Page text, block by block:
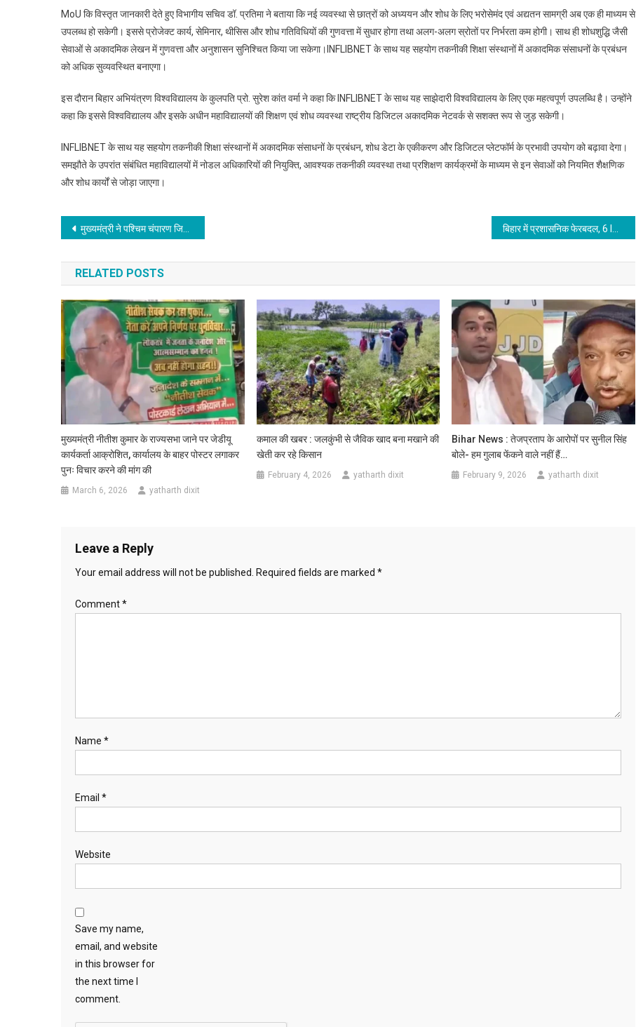
भी
MoU कि विस्तृत जानकारी देते हुए विभागीय सचिव डॉ. प्रतिमा ने बताया कि नई व्यवस्था से छात्रों को अध्ययन और शोध के लिए भरोसेमंद एवं अद्यतन सामग्री अब एक ही माध्यम से
उपलब्ध हो सकेगी। इससे प्रोजेक्ट कार्य, सेमिनार, थीसिस और शोध गतिविधियों की गुणवत्ता में सुधार होगा तथा अलग-अलग स्रोतों पर निर्भरता कम होगी। साथ ही शोधशुद्धि जैसी
सेवाओं से अकादमिक लेखन में गुणवत्ता और अनुशासन सुनिश्चित किया जा सकेगा।INFLIBNET के साथ यह सहयोग तकनीकी शिक्षा संस्थानों में अकादमिक संसाधनों के प्रबंधन
को अधिक सुव्यवस्थित बनाएगा।
इस दौरान बिहार अभियंत्रण विश्वविद्यालय के कुलपति प्रो. सुरेश कांत वर्मा ने कहा कि INFLIBNET के साथ यह साझेदारी विश्वविद्यालय के लिए एक महत्वपूर्ण उपलब्धि है। उन्होंने
कहा कि इससे विश्वविद्यालय और इसके अधीन महाविद्यालयों की शिक्षण एवं शोध व्यवस्था राष्ट्रीय डिजिटल अकादमिक नेटवर्क से सशक्त रूप से जुड़ सकेगी।
INFLIBNET के साथ यह सहयोग तकनीकी शिक्षा संस्थानों में अकादमिक संसाधनों के प्रबंधन, शोध डेटा के एकीकरण और डिजिटल प्लेटफॉर्म के प्रभावी उपयोग को बढ़ावा देगा।
समझौते के उपरांत संबंधित महाविद्यालयों में नोडल अधिकारियों की नियुक्ति, आवश्यक तकनीकी व्यवस्था तथा प्रशिक्षण कार्यक्रमों के माध्यम से इन सेवाओं को नियमित शैक्षणिक
और शोध कार्यों से जोड़ा जाएगा।
Post
navigation
मुख्यमंत्री ने पश्चिम चंपारण जिला से समृद्धि यात्रा-2026 की शुरुआत की, चनपटिया के कुमारबाग में औद्योगिक क्षेत्र का किया भ्रमण, अधिकारियों को दिए निर्देश बिहार में प्रशासनिक फेरबदल, 6 IAS अधिकारियों को मिला प्रमोशन
RELATED POSTS
मुख्यमंत्री नीतीश कुमार के राज्यसभा जाने पर जेडीयू
कार्यकर्ता आक्रोशित, कार्यालय के बाहर पोस्टर लगाकर
पुनः विचार करने की मांग की
March 6, 2026 yatharth dixit
कमाल की खबर : जलकुंभी से जैविक खाद बना मखाने की
खेती कर रहे किसान
February 4, 2026 yatharth dixit
Bihar News : तेजप्रताप के आरोपों पर सुनील सिंह
बोले- हम गुलाब फेंकने वाले नहीं हैं…
February 9, 2026 yatharth dixit
Leave a Reply
Your email address will not be published. Required fields are marked *
Comment*
Name *
Email *
Website
Save my name,
email, and website
in this browser for
the next time I
comment.